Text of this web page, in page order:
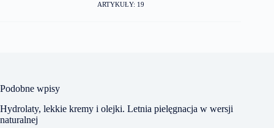
ARTYKUŁY: 19
Podobne wpisy
Hydrolaty, lekkie kremy i olejki. Letnia pielęgnacja w wersji
naturalnej